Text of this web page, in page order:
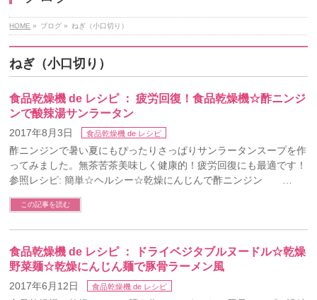
HOME » ブログ » ねぎ（小口切り）
ねぎ（小口切り）
食品乾燥機 de レシピ ： 疲労回復！食品乾燥機☆酢ニンジ
ンで酸辣湯サンラータン
2017年8月3日 食品乾燥機 de レシピ
酢ニンジンで暑い夏にもぴったりさっぱりサンラータンスープを作
ってみました。無茶苦茶美味しく健康的！疲労回復にも最適です！
参照レシピ: 簡単☆ヘルシー☆乾燥にんじんで酢ニンジン …
この記事を読む
食品乾燥機 de レシピ ： ドライベジタブルヌードル☆乾燥
野菜麺☆乾燥にんじん麺で豚骨ラーメン風
2017年6月12日 食品乾燥機 de レシピ